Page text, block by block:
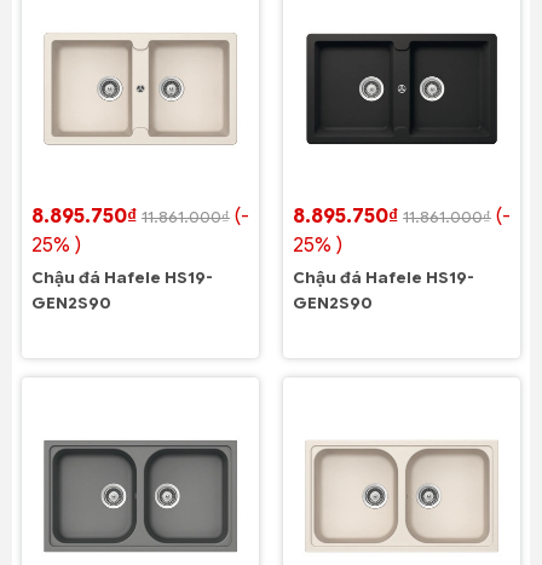
8.895.750₫ 11.861.000₫ (-
25% )
Chậu đá Hafele HS19-
GEN2S90
8.895.750₫ 11.861.000₫ (-
25% )
Chậu đá Hafele HS19-
GEN2S90